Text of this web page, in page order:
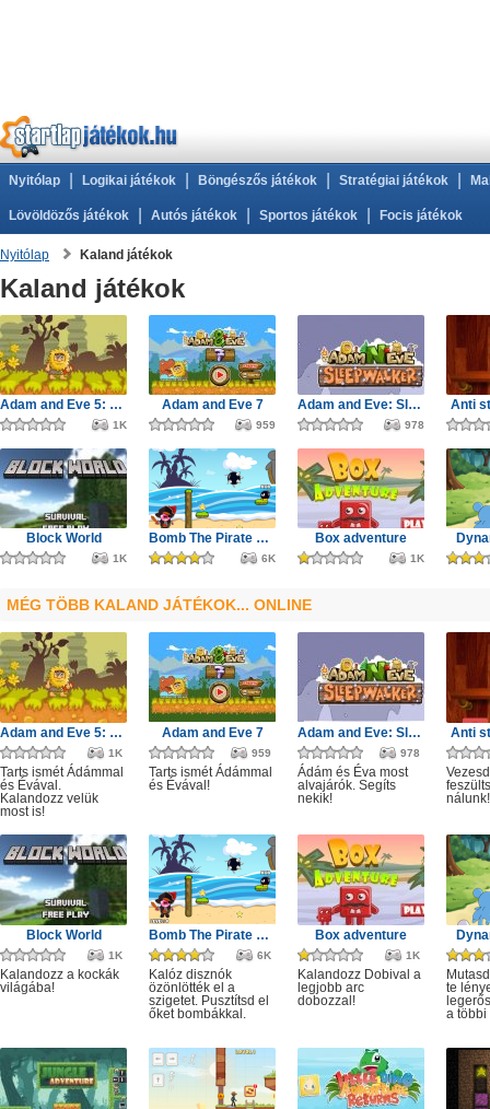
Nyitólap Logikai játékok Böngészős játékok Stratégiai játékok
Lövöldözős játékok Autós játékok Sportos játékok Focis játékok
Nyitólap Kaland játékok
Kaland játékok
Adam and Eve 5: Part 1
1K
Adam and Eve 7
959
Adam and Eve: Sleepwalker
978
Anti
Block World
1K
Bomb The Pirate Pigs
6K
Box adventure
1K
MÉG TÖBB KALAND JÁTÉKOK... ONLINE
Adam and Eve 5: Part 1
1K
Tarts ismét Ádámmal
és Évával.
Kalandozz velük
most is!
Adam and Eve 7
959
Tarts ismét Ádámmal
és Évával!
Adam and Eve: Sleepwalker
978
Ádám és Éva most
alvajárók. Segíts
nekik!
Anti
nálunk!
Block World
1K
Kalandozz a kockák
világába!
Bomb The Pirate Pigs
6K
Kalóz disznók
özönlötték el a
szigetet. Pusztítsd el
őket bombákkal.
Box adventure
1K
Kalandozz Dobival a
legjobb arc
dobozzal!
te
a többi